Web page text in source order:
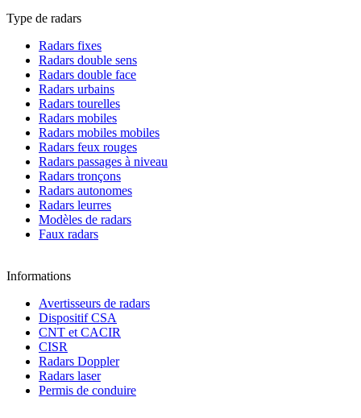
Type de radars
Radars fixes
Radars double sens
Radars double face
Radars urbains
Radars tourelles
Radars mobiles
Radars mobiles mobiles
Radars feux rouges
Radars passages à niveau
Radars tronçons
Radars autonomes
Radars leurres
Modèles de radars
Faux radars
Informations
Avertisseurs de radars
Dispositif CSA
CNT et CACIR
CISR
Radars Doppler
Radars laser
Permis de conduire